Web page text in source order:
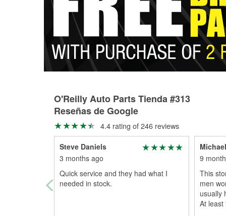
O'Reilly Auto Parts Tienda #313
Reseñas de Google
4.4 rating of 246 reviews
Steve Daniels
3 months ago
Quick service and they had what I
needed in stock.
9
This
men
usually
At least